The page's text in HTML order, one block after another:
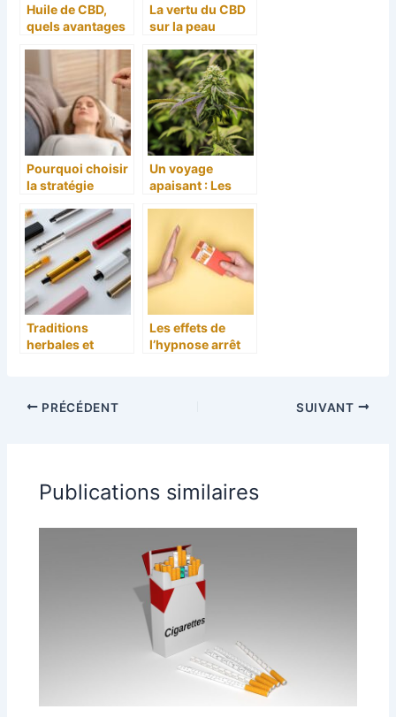
Huile de CBD,
quels avantages
La vertu du CBD
sur la peau
Pourquoi choisir
la stratégie
le sevrage
tabagique ?
Un voyage
apaisant : Les
relaxation
naturelle
Traditions
herbales et
n für das
Les effets de
l’hypnose arrêt
PRÉCÉDENT SUIVANT
Publications similaires